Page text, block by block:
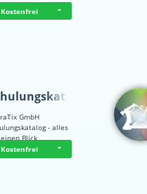
Kostenfrei
GmbH
- alles
Blick
Kostenfrei